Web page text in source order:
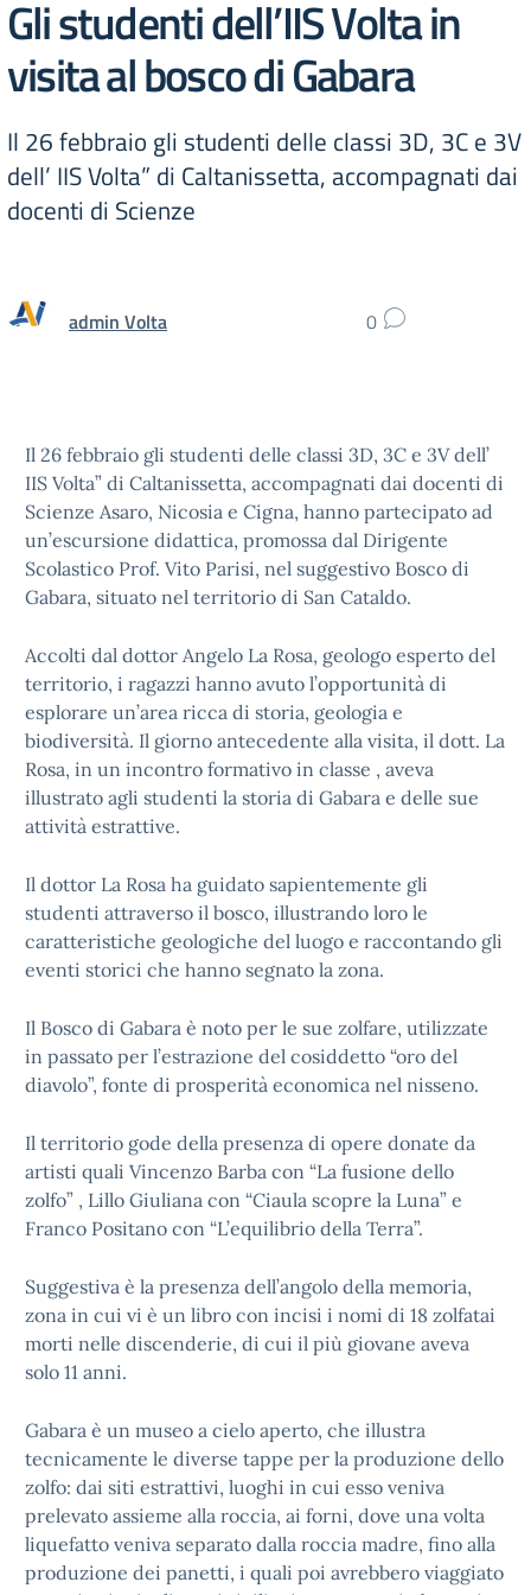
Gli studenti dell’IIS Volta in
visita al bosco di Gabara
Il 26 febbraio gli studenti delle classi 3D, 3C e 3V
dell’ IIS Volta” di Caltanissetta, accompagnati dai
docenti di Scienze
admin Volta 0
Il 26 febbraio gli studenti delle classi 3D, 3C e 3V dell’
IIS Volta” di Caltanissetta, accompagnati dai docenti di
Scienze Asaro, Nicosia e Cigna, hanno partecipato ad
un’escursione didattica, promossa dal Dirigente
Scolastico Prof. Vito Parisi, nel suggestivo Bosco di
Gabara, situato nel territorio di San Cataldo.
Accolti dal dottor Angelo La Rosa, geologo esperto del
territorio, i ragazzi hanno avuto l’opportunità di
esplorare un’area ricca di storia, geologia e
biodiversità. Il giorno antecedente alla visita, il dott. La
Rosa, in un incontro formativo in classe , aveva
illustrato agli studenti la storia di Gabara e delle sue
attività estrattive.
Il dottor La Rosa ha guidato sapientemente gli
studenti attraverso il bosco, illustrando loro le
caratteristiche geologiche del luogo e raccontando gli
eventi storici che hanno segnato la zona.
Il Bosco di Gabara è noto per le sue zolfare, utilizzate
in passato per l’estrazione del cosiddetto “oro del
diavolo”, fonte di prosperità economica nel nisseno.
Il territorio gode della presenza di opere donate da
artisti quali Vincenzo Barba con “La fusione dello
zolfo” , Lillo Giuliana con “Ciaula scopre la Luna” e
Franco Positano con “L’equilibrio della Terra”.
Suggestiva è la presenza dell’angolo della memoria,
zona in cui vi è un libro con incisi i nomi di 18 zolfatai
morti nelle discenderie, di cui il più giovane aveva
solo 11 anni.
Gabara è un museo a cielo aperto, che illustra
tecnicamente le diverse tappe per la produzione dello
zolfo: dai siti estrattivi, luoghi in cui esso veniva
prelevato assieme alla roccia, ai forni, dove una volta
liquefatto veniva separato dalla roccia madre, fino alla
produzione dei panetti, i quali poi avrebbero viaggiato